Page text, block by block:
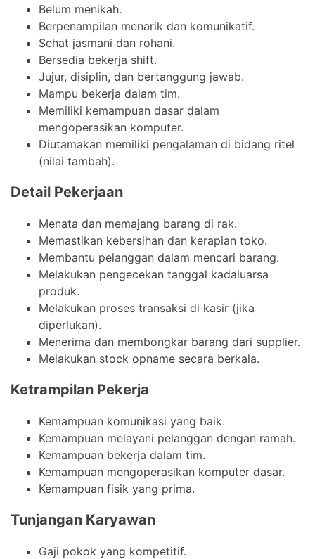
Belum menikah.
Berpenampilan menarik dan komunikatif.
Sehat jasmani dan rohani.
Bersedia bekerja shift.
Jujur, disiplin, dan bertanggung jawab.
Mampu bekerja dalam tim.
Memiliki kemampuan dasar dalam
mengoperasikan komputer.
Diutamakan memiliki pengalaman di bidang ritel
(nilai tambah).
Detail Pekerjaan
Menata dan memajang barang di rak.
Memastikan kebersihan dan kerapian toko.
Membantu pelanggan dalam mencari barang.
Melakukan pengecekan tanggal kadaluarsa
produk.
Melakukan proses transaksi di kasir (jika
diperlukan).
Menerima dan membongkar barang dari supplier.
Melakukan stock opname secara berkala.
Ketrampilan Pekerja
Kemampuan komunikasi yang baik.
Kemampuan melayani pelanggan dengan ramah.
Kemampuan bekerja dalam tim.
Kemampuan mengoperasikan komputer dasar.
Kemampuan fisik yang prima.
Tunjangan Karyawan
Gaji pokok yang kompetitif.